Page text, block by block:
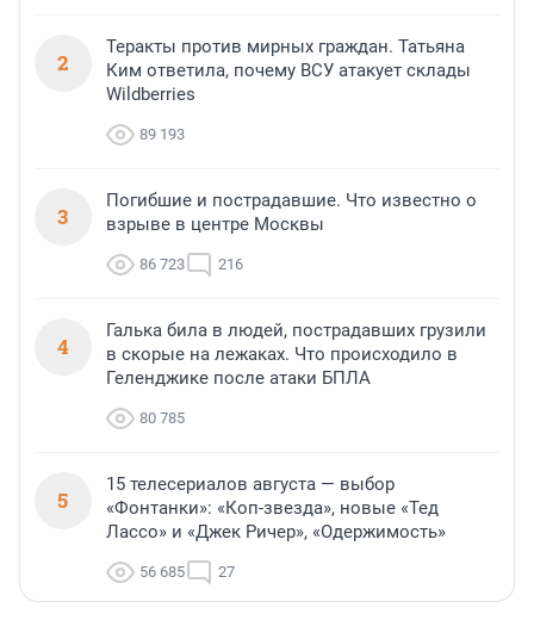
2
Теракты против мирных граждан. Татьяна
Ким ответила, почему ВСУ атакует склады
Wildberries
89 193
3
Погибшие и пострадавшие. Что известно о
взрыве в центре Москвы
86 723 216
4
Галька била в людей, пострадавших грузили
в скорые на лежаках. Что происходило в
Геленджике после атаки БПЛА
80 785
5
15 телесериалов августа — выбор
«Фонтанки»: «Коп-звезда», новые «Тед
Лассо» и «Джек Ричер», «Одержимость»
56 685 27